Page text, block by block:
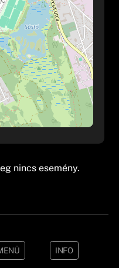
nincs esemény.
INFO